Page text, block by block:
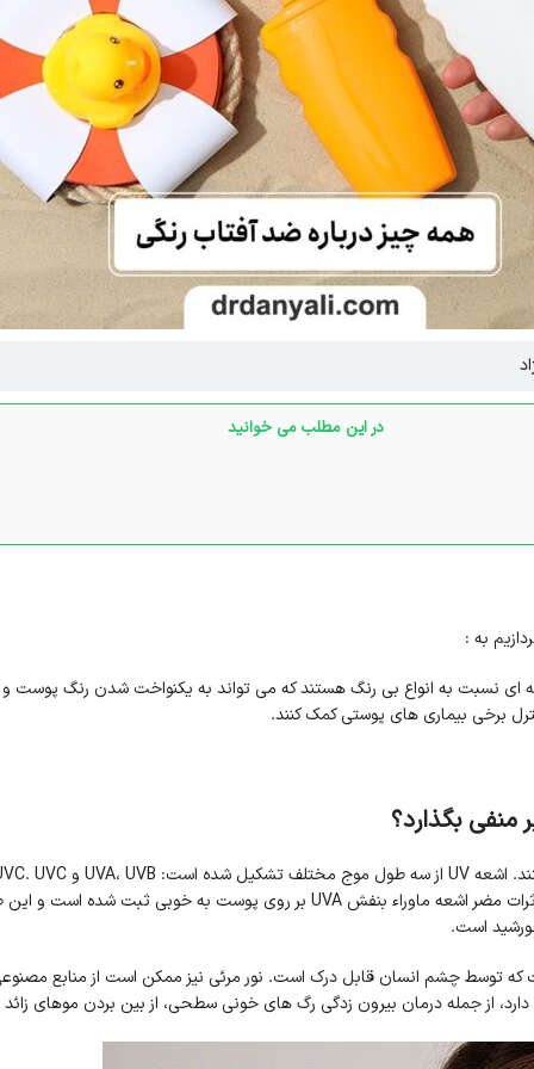
در این مطلب می خوانید
به :
ای نسبت به انواع بی رنگ هستند که می تواند به یکنواخت شدن رنگ
برخی بیماری های پوستی کمک کنند.
بگذارد؟
است.
که توسط چشم انسان قابل درک است. نور مرئی نیز ممکن است از منابع
از جمله درمان بیرون زدگی رگ های خونی سطحی، از بین بردن موهای